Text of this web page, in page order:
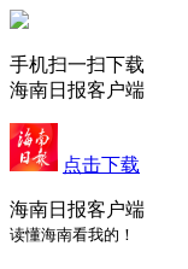
手机扫一扫下载
海南日报客户端
点击下载
海南日报客户端
读懂海南看我的！